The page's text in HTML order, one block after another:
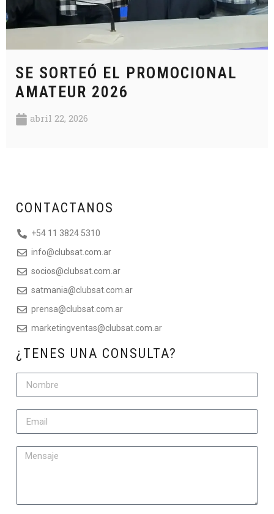
SE SORTEÓ EL PROMOCIONAL
AMATEUR 2026
abril 22, 2026
CONTACTANOS
+54 11 3824 5310
info@clubsat.com.ar
socios@clubsat.com.ar
satmania@clubsat.com.ar
prensa@clubsat.com.ar
marketingventas@clubsat.com.ar
¿TENES UNA CONSULTA?